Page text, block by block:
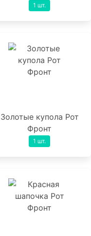
1 шт.
Золотые купола Рот
Фронт
1 шт.